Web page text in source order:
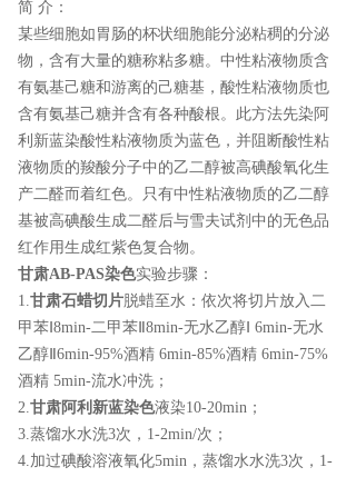
简 介：
某些细胞如胃肠的杯状细胞能分泌粘稠的分泌
物，含有大量的糖称粘多糖。中性粘液物质含
有氨基己糖和游离的己糖基，酸性粘液物质也
含有氨基己糖并含有各种酸根。此方法先染阿
利新蓝染酸性粘液物质为蓝色，并阻断酸性粘
液物质的羧酸分子中的乙二醇被高碘酸氧化生
产二醛而着红色。只有中性粘液物质的乙二醇
基被高碘酸生成二醛后与雪夫试剂中的无色品
红作用生成红紫色复合物。
甘肃AB-PAS染色实验步骤：
1. 甘肃石蜡切片脱蜡至水：依次将切片放入二
甲苯Ⅰ8min-二甲苯Ⅱ8min-无水乙醇Ⅰ 6min-无水
乙醇Ⅱ6min-95%酒精 6min-85%酒精 6min-75%
酒精 5min-流水冲洗；
2. 甘肃阿利新蓝染色液染10-20min；
3.蒸馏水水洗3次，1-2min/次；
4.加过碘酸溶液氧化5min，蒸馏水水洗3次，1-